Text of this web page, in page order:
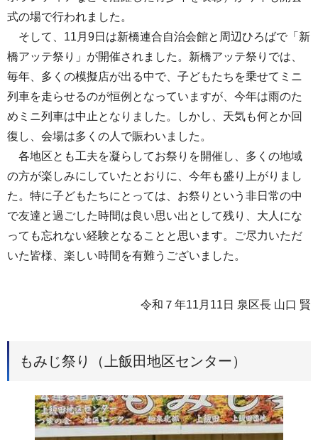
式の場で行われました。
そして、11月9日は新橋連合自治会館と周辺ひろばで「新
橋アッテ祭り」が開催されました。新橋アッテ祭りでは、
毎年、多くの模擬店が出る中で、子どもたちを乗せてミニ
列車を走らせるのが恒例となっていますが、今年は雨のた
めミニ列車は中止となりました。しかし、天気も何とか回
復し、会場は多くの人で賑わいました。
各地区とも工夫を凝らしてお祭りを開催し、多くの地域
の方が楽しみにしていたとおりに、今年も盛り上がりまし
た。特に子どもたちにとっては、お祭りという非日常の中
で友達と過ごした時間は良い思い出として残り、大人にな
っても忘れない経験となることと思います。ご尽力いただ
いた皆様、楽しい時間を有難うございました。
令和７年11月11日 泉区長 山口 賢
もみじ祭り（上飯田地区センター）